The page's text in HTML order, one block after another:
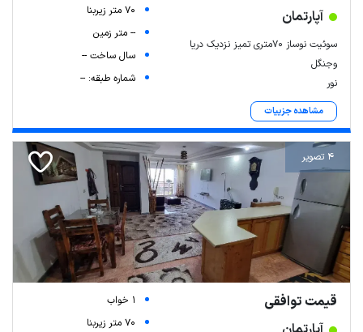
آپارتمان
سوئیت نوساز ۷۰متری تمیز نزدیک دریا
وجنگل
نور
مشاهده جزییات
70 متر زیربنا
-- متر زمین
سال ساخت --
شماره طبقه: --
4 تصویر
قیمت توافقی
1 خواب
70 متر زیربنا